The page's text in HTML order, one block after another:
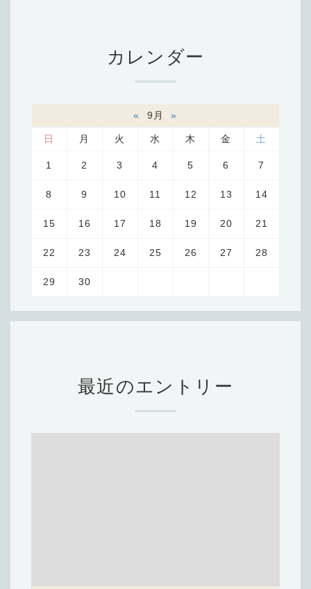
カレンダー
« 9月 »
日 月 火 水 木 金 土
1 2 3 4 5 6 7
8 9 10 11 12 13 14
15 16 17 18 19 20 21
22 23 24 25 26 27 28
29 30
最近のエントリー